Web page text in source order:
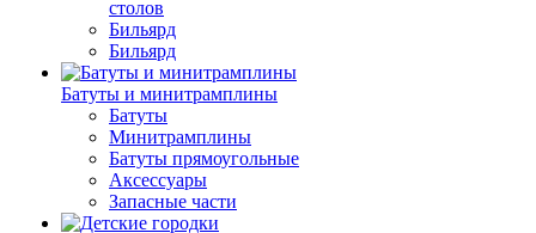
столов
Бильяpд
Бильяpд
Батуты и минитрамплины
Батуты
Минитрамплины
Батуты прямоугольные
Аксессуары
Запасные части